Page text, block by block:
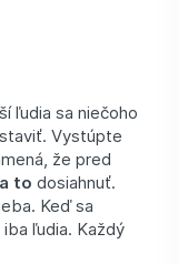
ľudia sa niečoho
Vystúpte
že pred
to dosiahnuť.
Keď sa
ľudia. Každý